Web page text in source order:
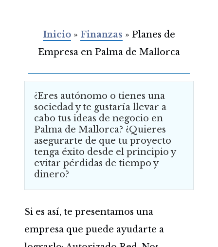
Inicio» Finanzas » Planes de
Empresa en Palma de Mallorca
¿Eres autónomo o tienes una
sociedad y te gustaría llevar a
cabo tus ideas de negocio en
Palma de Mallorca? ¿Quieres
asegurarte de que tu proyecto
tenga éxito desde el principio y
evitar pérdidas de tiempo y
dinero?
Si es así, te presentamos una
empresa que puede ayudarte a